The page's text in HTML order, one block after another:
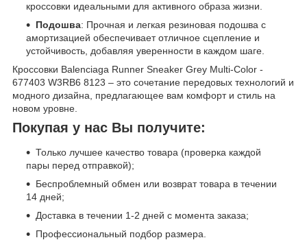
кроссовки идеальными для активного образа жизни.
Подошва: Прочная и легкая резиновая подошва с
амортизацией обеспечивает отличное сцепление и
устойчивость, добавляя уверенности в каждом шаге.
Кроссовки Balenciaga Runner Sneaker Grey Multi-Color -
677403 W3RB6 8123 – это сочетание передовых технологий и
модного дизайна, предлагающее вам комфорт и стиль на
новом уровне.
Покупая у нас Вы получите:
Только лучшее качество товара (проверка каждой
пары перед отправкой);
Беспроблемный обмен или возврат товара в течении
14 дней;
Доставка в течении 1-2 дней с момента заказа;
Профессиональный подбор размера.